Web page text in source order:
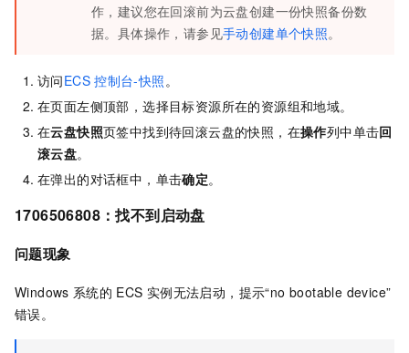
作，建议您在回滚前为云盘创建一份快照备份数
据。具体操作，请参见手动创建单个快照。
访问ECS 控制台-快照。
在页面左侧顶部，选择目标资源所在的资源组和地域。
在云盘快照页签中找到待回滚云盘的快照，在操作列中单击回
滚云盘。
在弹出的对话框中，单击确定。
1706506808：找不到启动盘
问题现象
Windows 系统的 ECS 实例无法启动，提示“no bootable device”
错误。